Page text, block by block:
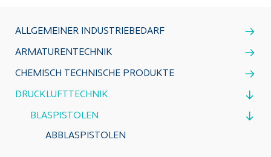
ALLGEMEINER INDUSTRIEBEDARF
ARMATURENTECHNIK
CHEMISCH TECHNISCHE PRODUKTE
DRUCKLUFTTECHNIK
BLASPISTOLEN
ABBLASPISTOLEN